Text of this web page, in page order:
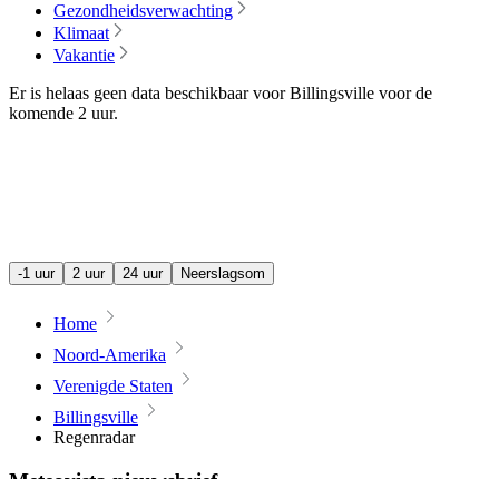
Gezondheidsverwachting
Klimaat
Vakantie
Er is helaas geen data beschikbaar voor Billingsville voor de
komende 2 uur.
-1 uur 2 uur 24 uur Neerslagsom
Home
Noord-Amerika
Verenigde Staten
Billingsville
Regenradar